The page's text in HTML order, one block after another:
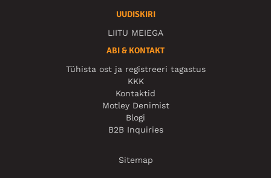
UUDISKIRI
LIITU MEIEGA
ABI & KONTAKT
Tühista ost ja registreeri tagastus
KKK
Kontaktid
Motley Denimist
Blogi
B2B Inquiries
Sitemap